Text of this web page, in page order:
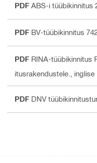
PDF ABS-i tüübikinnitus
PDF BV-tüübikinnitus
PDF RINA-tüübikinnitus
itusrakendustele.
, inglise
PDF DNV